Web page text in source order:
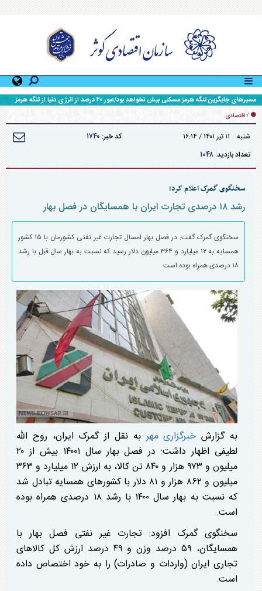
مسیر‌های جایگزین تنگه هرمز مسکنی بیش نخواهد بود/عبور ۲۰ درصد از انرژی دنیا از تنگه هرمز
/ اقتصادی
شنبه ۱۱ تير ۱۴۰۱ / ۱۶:۱۴ کد خبر: ۱۷۴۰
تعداد بازدید: ۱۰۴۸
سخنگوی گمرک اعلام کرد؛
رشد ۱۸ درصدی تجارت ایران با همسایگان در فصل بهار
سخنگوی گمرک گفت: در فصل بهار امسال تجارت غیر نفتی کشورمان با ۱۵ کشور
همسایه به ۱۲ میلیارد و ۳۶۴ میلیون دلار رسید که نسبت به بهار سال قبل با رشد
۱۸ درصدی همراه بوده است
به گزارش خبرگزاری مهربه نقل از گمرک ایران، روح الله
لطیفی اظهار داشت: در فصل بهار سال ۱۴۰۰۱ بیش از ۲۰
میلیون و ۹۷۳ هزار و ۸۴۰ تن کالا، به ارزش ۱۲ میلیارد و ۳۶۳
میلیون و ۸۶۲ هزار و ۸۱ دلار با کشورهای همسایه تبادل شد
که نسبت به بهار سال ۱۴۰۰ با رشد ۱۸ درصدی همراه بوده
است.
سخنگوی گمرک افزود: تجارت غیر نفتی فصل بهار با
همسایگان، ۵۹ درصد وزن و ۴۹ درصد ارزش کل کالاهای
تجاری ایران (واردات و صادرات) را به خود اختصاص داده
است.